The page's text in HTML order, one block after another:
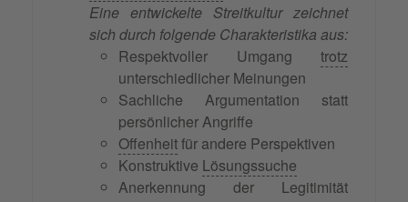
Eine entwickelte Streitkultur zeichnet
sich durch folgende Charakteristika aus:
Respektvoller Umgang trotz
unterschiedlicher Meinungen
Sachliche Argumentation statt
persönlicher Angriffe
Offenheitfür andere Perspektiven
Konstruktive Lösungssuche
Anerkennung der Legitimität